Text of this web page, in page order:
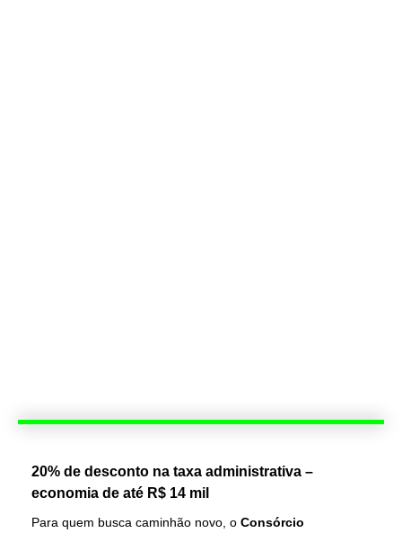
20% de desconto na taxa administrativa –
economia de até R$ 14 mil
Para quem busca caminhão novo, o Consórcio